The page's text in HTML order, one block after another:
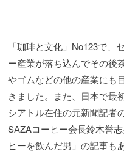
「珈琲と文化」No123で、
ー産業が落ち込んでその後
やゴムなどの他の産業にも
きました。また、日本で最
シアトル在住の元新聞記者
SAZAコーヒー会長鈴木誉
ヒーを飲んだ男」の記事も